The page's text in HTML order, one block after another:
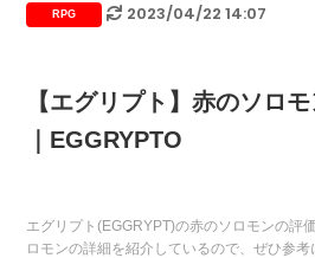
RPG 2023/04/22 14:07
【エグリプト】赤のソロ
｜EGGRYPTO
エグリプト(EGGRYPT)の赤のソロモンの評
ロモンの詳細を紹介しているので、ぜひ参考